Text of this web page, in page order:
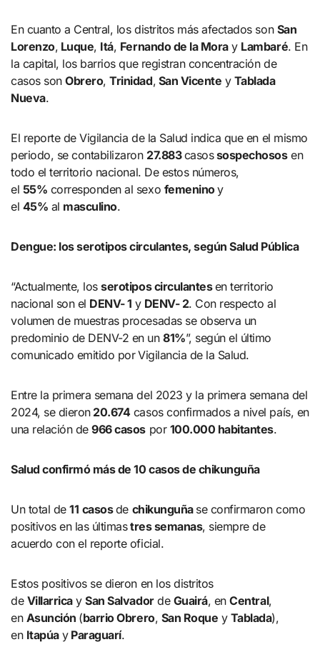
En cuanto a Central, los distritos más afectados son San
Lorenzo, Luque, Itá, Fernando de la Moray Lambaré. En
la capital, los barrios que registran concentración de
casos sonObrero,Trinidad, San Vicente y Tablada
Nueva.
El reporte de Vigilancia de la Salud indica que en el mismo
periodo, se contabilizaron 27.883casossospechososen
todo el territorio nacional. De estos números,
el 55% corresponden al sexo femeninoy
el 45% al masculino.
Dengue: los serotipos circulantes, según Salud Pública
“Actualmente, losserotipos circulantesen territorio
nacional son el DENV- 1 y DENV- 2. Con respecto al
volumen de muestras procesadas se observa un
predominio de DENV-2 en un81%”, según el último
comunicado emitido porVigilancia de la Salud.
Entre la primera semana del 2023 y la primera semana del
2024, se dieron20.674casos confirmados a nivel país, en
una relación de966 casos por 100.000 habitantes.
Salud confirmó más de 10 casos de chikunguña
Un total de11 casosde chikunguña se confirmaron como
positivos en las últimastres semanas, siempre de
acuerdo con el reporte oficial.
Estos positivos se dieron en los distritos
de VillarricaySan Salvadorde Guairá, enCentral,
en Asunción (barrio Obrero, San Roque y Tablada),
en ItapúayParaguarí.